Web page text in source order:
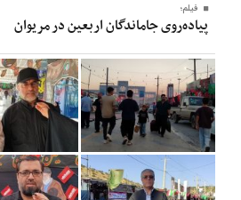
فیلم؛
پیاده‌روی جاماندگان اربعین در مریوان